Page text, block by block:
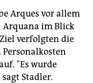
Arques vor allem
Arquana im Blick
verfolgten die
"Es wurde
sagt Stadler.